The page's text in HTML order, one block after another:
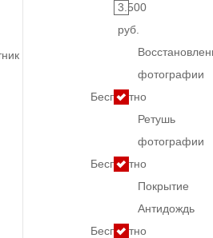
3.500
руб.
фотографии
Бесплатно
Ретушь
фотографии
Бесплатно
Покрытие
Антидождь
Бесплатно